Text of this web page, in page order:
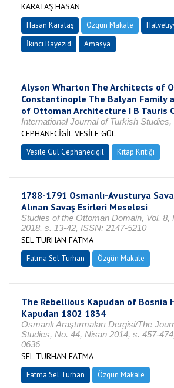
KARATAŞ HASAN
Hasan Karataş Özgün Makale
İkinci Bayezid
Amasya
Alyson Wharton The Architects of
Constantinople The Balyan Family
of Ottoman Architecture I B Tauris
International Journal of Turkish
CEPHANECİGİL VESİLE GÜL
Vesile Gül Cephanecigil Kitap Kritiği
1788-1791 Osmanlı-Avusturya
Alınan Savaş Esirleri Meselesi
Studies of the Ottoman Domain, Vol. 8,
2018, s. 13-42, ISSN: 2147-5210
SEL TURHAN FATMA
Fatma Sel Turhan Özgün Makale
The Rebellious Kapudan of Bosnia
Kapudan 1802 1834
Osmanlı Araştırmaları Dergisi/The
Studies, No. 44, Nisan 2014, s. 457-
0636
SEL TURHAN FATMA
Fatma Sel Turhan Özgün Makale